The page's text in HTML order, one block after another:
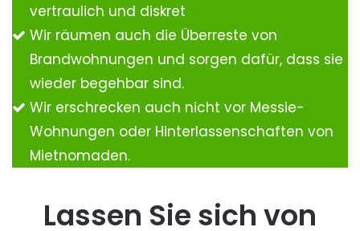
vertraulich und diskret
Wir räumen auch die Überreste von
Brandwohnungen und sorgen dafür, dass sie
wieder begehbar sind.
Wir erschrecken auch nicht vor Messie-
Wohnungen oder Hinterlassenschaften von
Mietnomaden.
Lassen Sie sich von